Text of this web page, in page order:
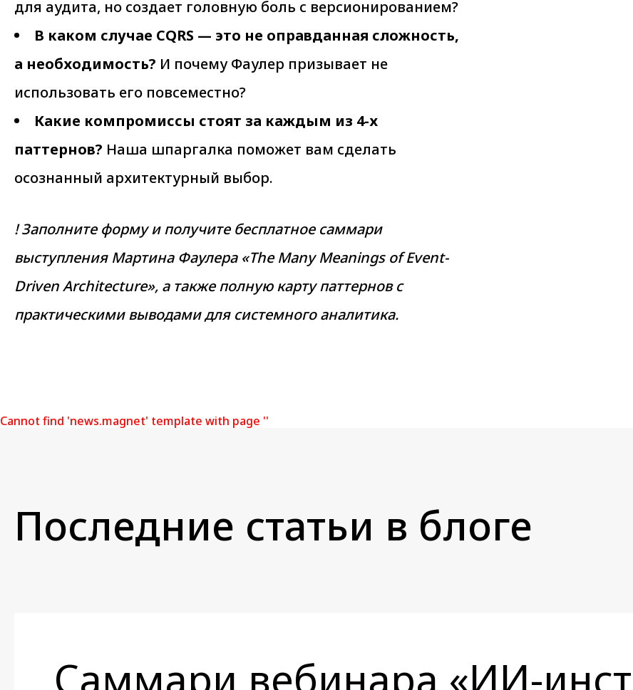
для аудита, но создает головную боль с версионированием?
В каком случае CQRS — это не оправданная сложность,
а необходимость? И почему Фаулер призывает не
использовать его повсеместно?
Какие компромиссы стоят за каждым из 4-х
паттернов? Наша шпаргалка поможет вам сделать
осознанный архитектурный выбор.
! Заполните форму и получите бесплатное саммари
выступления Мартина Фаулера «The Many Meanings of Event-
Driven Architecture», а также полную карту паттернов с
практическими выводами для системного аналитика.
Cannot find 'news.magnet' template with page ''
Последние статьи в блоге
Саммари вебинара «ИИ-